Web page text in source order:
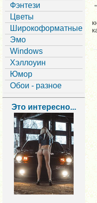
Фэнтези
Цветы
Широкоформатные
Эмо
Windows
Хэллоуин
Юмор
Обои - разное
Это интересно...